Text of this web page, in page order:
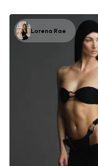
Lorena Rae